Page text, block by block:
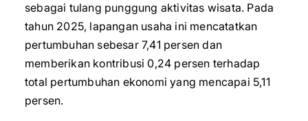
sebagai tulang punggung aktivitas wisata. Pada
tahun 2025, lapangan usaha ini mencatatkan
pertumbuhan sebesar 7,41 persen dan
memberikan kontribusi 0,24 persen terhadap
total pertumbuhan ekonomi yang mencapai 5,11
persen.